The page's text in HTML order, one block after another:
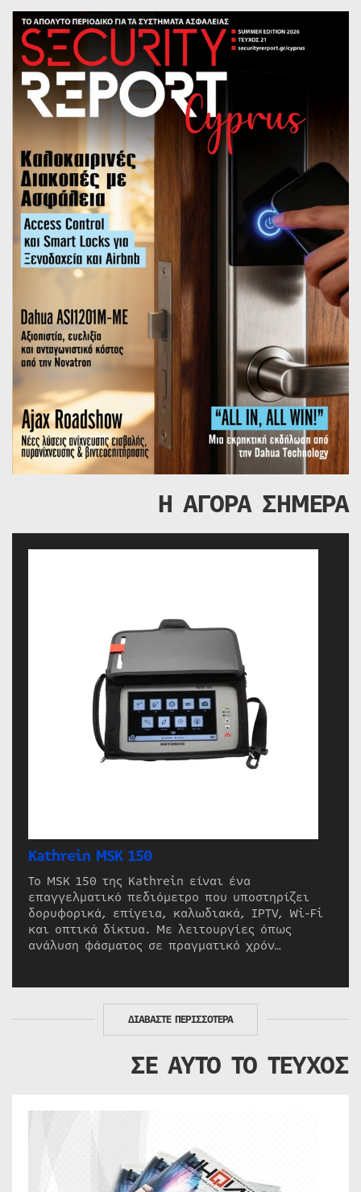
Η ΑΓΟΡΑ ΣΗΜΕΡΑ
Kathrein MSK 150
Το MSK 150 της Kathrein είναι ένα
επαγγελματικό πεδιόμετρο που υποστηρίζει
δορυφορικά, επίγεια, καλωδιακά, IPTV, Wi-Fi
και οπτικά δίκτυα. Με λειτουργίες όπως
ανάλυση φάσματος σε πραγματικό χρόν…
ΔΙΑΒΑΣΤΕ ΠΕΡΙΣΣΟΤΕΡΑ
ΣΕ ΑΥΤΟ ΤΟ ΤΕΥΧΟΣ